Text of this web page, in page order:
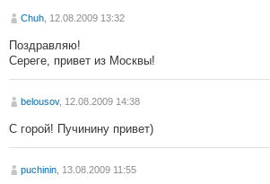
Chuh , 12.08.2009 13:32
Поздравляю!
Сереге, привет из Москвы!
belousov, 12.08.2009 14:38
С горой! Пучинину привет)
puchinin , 13.08.2009 11:55